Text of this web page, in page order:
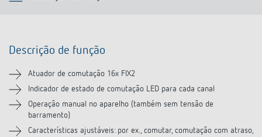
Informação técnica
Transferências
Produtos semelhantes
Descrição de função
Atuador de comutação 16x FIX2
Indicador de estado de comutação LED para cada canal
Operação manual no aparelho (também sem tensão de
barramento)
Características ajustáveis: por ex., comutar, comutação com atraso,